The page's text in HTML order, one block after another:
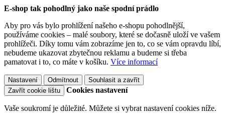
E-shop tak pohodlný jako naše spodní prádlo
Aby pro vás bylo prohlížení našeho e-shopu pohodlnější,
používáme cookies – malé soubory, které se dočasně uloží ve vašem
prohlížeči. Díky tomu vám zobrazíme jen to, co se vám opravdu líbí,
nebudeme ukazovat zbytečnou reklamu a budeme si třeba
pamatovat i to, co máte v košíku. Více informací
Nastavení Odmítnout
Souhlasit a zavřít
Zavřít cookie lištu
Cookies nastavení
Vaše soukromí je důležité. Můžete si vybrat nastavení cookies níže.